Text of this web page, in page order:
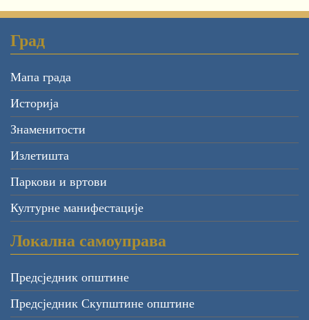
Град
Мапа града
Историја
Знаменитости
Излетишта
Паркови и вртови
Културне манифестације
Локална самоуправа
Предсједник општине
Предсједник Скупштине општине